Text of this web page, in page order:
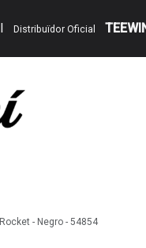
I Distribuïdor Oficial
- Negro - 54854